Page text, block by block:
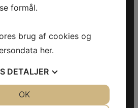
formål.
brug af cookies og
her.
DETALJER
OK